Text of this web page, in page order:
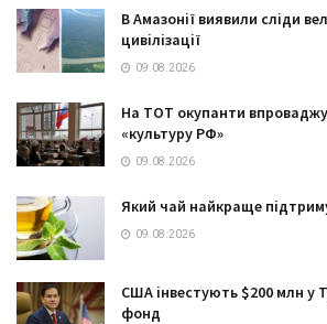
В Амазонії виявили сліди
цивілізації
09.08.2026
На ТОТ окупанти
«культуру РФ»
09.08.2026
Який чай найкраще
09.08.2026
США інвестують $200 млн у
фонд